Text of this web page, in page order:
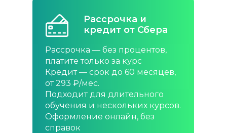
При покупке абонемента от 12
занятий. Оплачивайте удобно:
внесите только 50% в день
покупки, а оставшуюся сумму
— в течение 30 дней
Рассрочка
50/50
Рассрочка — без процентов,
платите только за курс
Кредит — срок до 60 месяцев,
от 293 ₽/мес.
Подходит для длительного
обучения и нескольких курсов.
Оформление онлайн, без
справок
Рассрочка и
кредит от Сбера